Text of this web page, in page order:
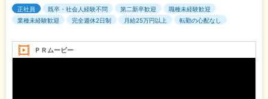
正社員 既卒・社会人経験不問 第二新卒歓迎
職種未経験歓迎
業種未経験歓迎
完全週休2日制 月給25万円以上 転勤の心配なし
ＰＲムービー